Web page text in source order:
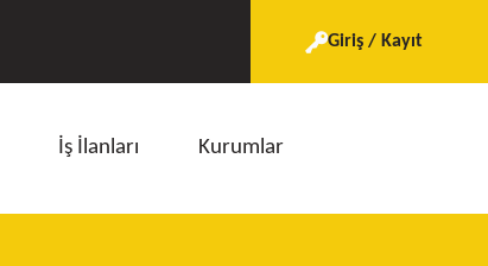
Giriş / Kayıt
İş İlanları Kurumlar